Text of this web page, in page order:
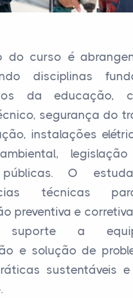
do curso é
disciplinas
da educação,
segurança do
instalações
O
técnicas
preventiva e
suporte a
e solução de
sustentáveis